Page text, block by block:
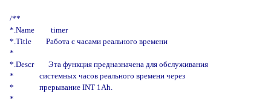
/**
*.Name         timer
*.Title        Работа с часами реального времени
*
*.Descr        Эта функция предназначена для обслуживания
*              системных часов реального времени через
*              прерывание INT 1Ah.
*